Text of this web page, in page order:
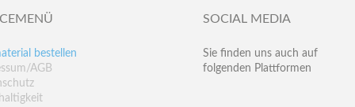
bestellen
AGB
SOCIAL MEDIA
Sie finden uns auch auf
folgenden Plattformen